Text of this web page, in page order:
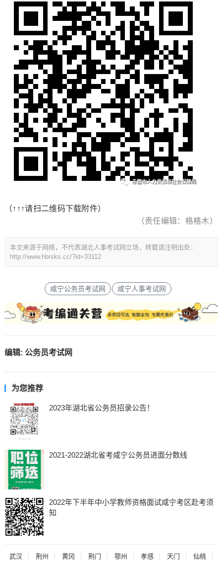
（↑↑↑请扫二维码下载附件）
（责任编辑：格格木）
本文来源于网络，不代表湖北人事考试网立场，转载请注明出处：
http://www.hbrsks.cc/?id=33112
咸宁公务员考试网 咸宁人事考试网
编辑: 公务员考试网
为您推荐
2023年湖北省公务员招录公告！
2021-2022湖北省考咸宁公务员进面分数线
2022年下半年中小学教师资格面试咸宁考区赴考须
知
武汉 荆州 黄冈 荆门 鄂州 孝感 天门 仙桃